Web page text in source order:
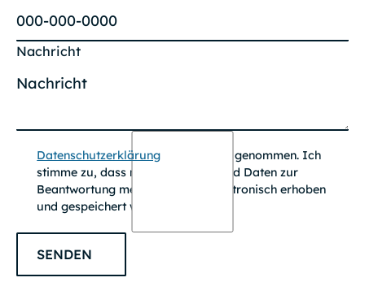
Nachricht
Datenschutzerklärung zur Kenntnis genommen. Ich
stimme zu, dass meine Angaben und Daten zur
Beantwortung meiner Anfrage elektronisch erhoben
und gespeichert werden.
SENDEN